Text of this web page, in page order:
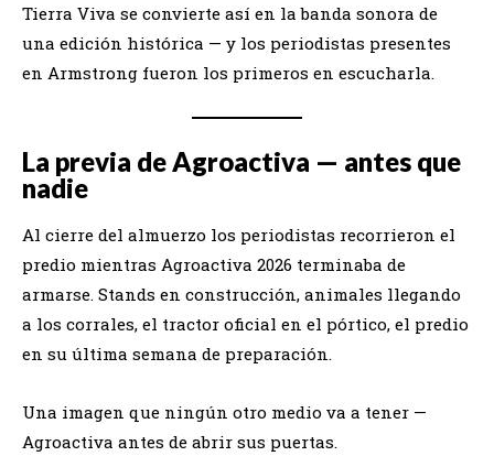
Tierra Viva se convierte así en la banda sonora de
una edición histórica — y los periodistas presentes
en Armstrong fueron los primeros en escucharla.
La previa de Agroactiva — antes que
nadie
Al cierre del almuerzo los periodistas recorrieron el
predio mientras Agroactiva 2026 terminaba de
armarse. Stands en construcción, animales llegando
a los corrales, el tractor oficial en el pórtico, el predio
en su última semana de preparación.
Una imagen que ningún otro medio va a tener —
Agroactiva antes de abrir sus puertas.